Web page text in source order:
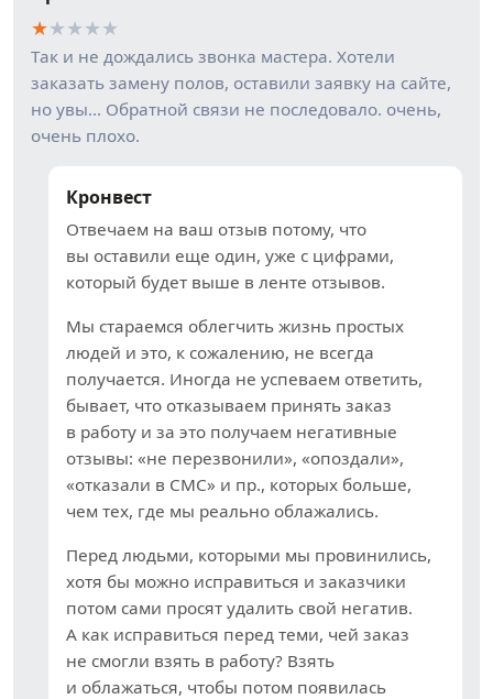
★★★★★
Так и не дождались звонка мастера. Хотели
заказать замену полов, оставили заявку на сайте,
но увы… Обратной связи не последовало. очень,
очень плохо.
Кронвест
Отвечаем на ваш отзыв потому, что
вы оставили еще один, уже с цифрами,
который будет выше в ленте отзывов.
Мы стараемся облегчить жизнь простых
людей и это, к сожалению, не всегда
получается. Иногда не успеваем ответить,
бывает, что отказываем принять заказ
в работу и за это получаем негативные
отзывы: «не перезвонили», «опоздали»,
«отказали в СМС» и пр., которых больше,
чем тех, где мы реально облажались.
Перед людьми, которыми мы провинились,
хотя бы можно исправиться и заказчики
потом сами просят удалить свой негатив.
А как исправиться перед теми, чей заказ
не смогли взять в работу? Взять
и облажаться, чтобы потом появилась